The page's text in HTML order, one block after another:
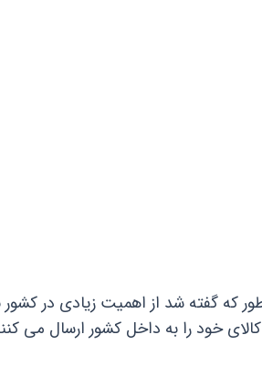
شد از اهمیت زیادی در کشور
خود را به داخل کشور ارسال می